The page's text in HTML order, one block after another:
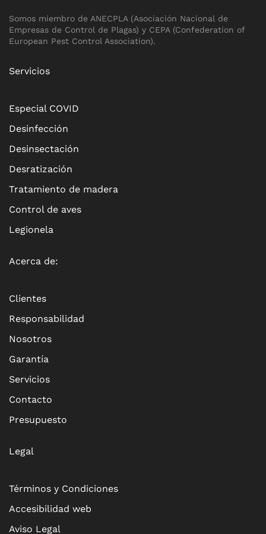
Somos miembro de ANECPLA (Asociación Nacional de
Empresas de Control de Plagas) y CEPA (Confederation of
European Pest Control Association).
Servicios
Especial COVID
Desinfección
Desinsectación
Desratización
Tratamiento de madera
Control de aves
Legionela
Acerca de:
Clientes
Responsabilidad
Nosotros
Garantía
Servicios
Contacto
Presupuesto
Legal
Términos y Condiciones
Accesibilidad web
Aviso Legal